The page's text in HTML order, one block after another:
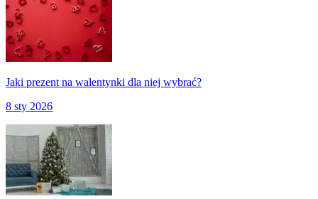
Jaki prezent na walentynki dla niej wybrać?
8 sty 2026